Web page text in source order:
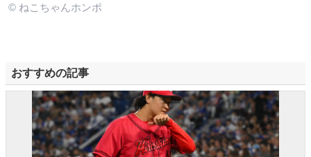
© ねこちゃんホンポ
おすすめの記事